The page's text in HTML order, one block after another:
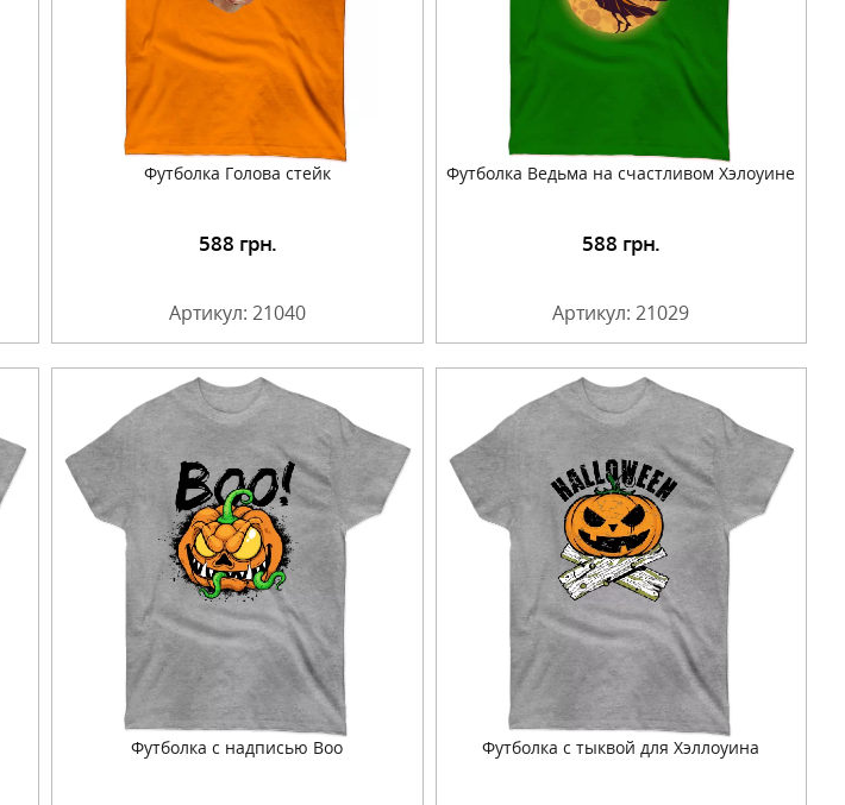
Футболка Голова стейк
588 грн.
Артикул: 21040
Футболка Ведьма на счастливом Хэлоуине
Подробнее 588 грн.
Артикул: 21029
Футболка с надписью Boo Футболка с тыквой для Хэллоуина